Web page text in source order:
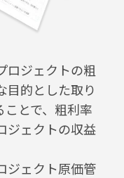
ロジェクトの粗
目的とした取り
とで、粗利率
ジェクトの収益
ジェクト原価管